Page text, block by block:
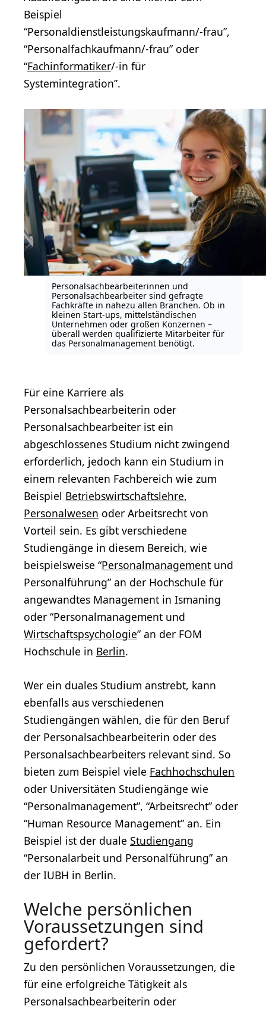
Beispiel
“Personaldienstleistungskaufmann/-frau”,
“Personalfachkaufmann/-frau” oder
“Fachinformatiker/-in für
Systemintegration”.
Personalsachbearbeiterinnen und
Personalsachbearbeiter sind gefragte
Fachkräfte in nahezu allen Branchen. Ob in
kleinen Start-ups, mittelständischen
Unternehmen oder großen Konzernen –
überall werden qualifizierte Mitarbeiter für
das Personalmanagement benötigt.
Für eine Karriere als
Personalsachbearbeiterin oder
Personalsachbearbeiter ist ein
abgeschlossenes Studium nicht zwingend
erforderlich, jedoch kann ein Studium in
einem relevanten Fachbereich wie zum
Beispiel Betriebswirtschaftslehre,
Personalwesen oder Arbeitsrecht von
Vorteil sein. Es gibt verschiedene
Studiengänge in diesem Bereich, wie
beispielsweise “Personalmanagement und
Personalführung” an der Hochschule für
angewandtes Management in Ismaning
oder “Personalmanagement und
Wirtschaftspsychologie” an der FOM
Hochschule in Berlin.
Wer ein duales Studium anstrebt, kann
ebenfalls aus verschiedenen
Studiengängen wählen, die für den Beruf
der Personalsachbearbeiterin oder des
Personalsachbearbeiters relevant sind. So
bieten zum Beispiel viele Fachhochschulen
oder Universitäten Studiengänge wie
“Personalmanagement”, “Arbeitsrecht” oder
“Human Resource Management” an. Ein
Beispiel ist der duale Studiengang
“Personalarbeit und Personalführung” an
der IUBH in Berlin.
Welche persönlichen
Voraussetzungen sind
gefordert?
Zu den persönlichen Voraussetzungen, die
für eine erfolgreiche Tätigkeit als
Personalsachbearbeiterin oder